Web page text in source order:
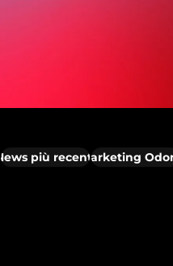
più recenti
News MarketingNews